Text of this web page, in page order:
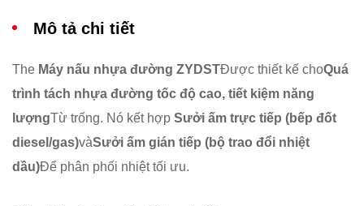
Mô tả chi tiết
The ​ Máy nấu nhựa đường ZYDSTĐược thiết kế choQuá
trình tách nhựa đường tốc độ cao, tiết kiệm năng
lượngTừ trống. Nó kết hợp ​ Sưởi ấm trực tiếp (bếp đốt
diesel/gas)vàSưởi ấm gián tiếp (bộ trao đổi nhiệt
dầu)Để phân phối nhiệt tối ưu.